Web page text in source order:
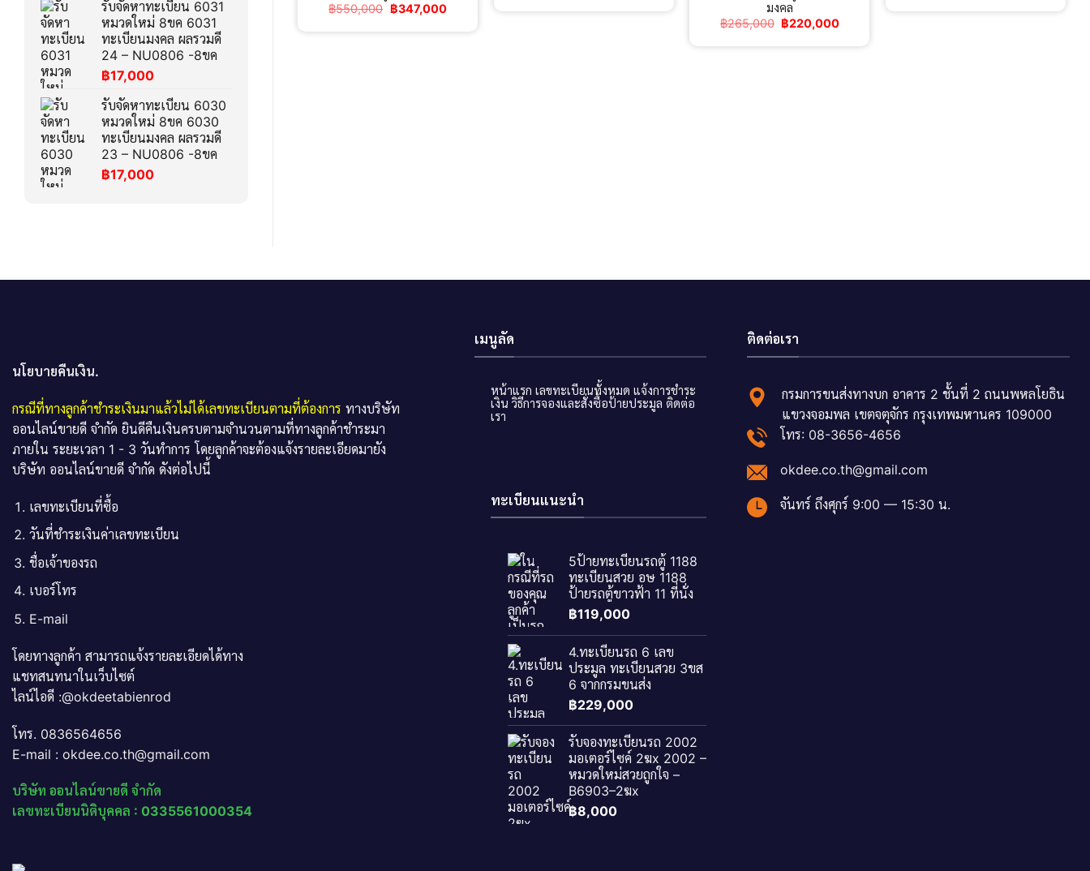
รับจัดหาทะเบียน 6031
หมวดใหม่ 8ขค 6031
ทะเบียนมงคล ผลรวมดี
24 – NU0806 -8ขค
฿17,000
รับจัดหาทะเบียน 6030
หมวดใหม่ 8ขค 6030
ทะเบียนมงคล ผลรวมดี
23 – NU0806 -8ขค
฿17,000
฿550,000 Original
price
฿347,000Current
มงคล
฿265,000 Original
price
฿220,000Current
นโยบายคืนเงิน.
กรณีที่ทางลูกค้าชำระเงินมาแล้วไม่ได้เลขทะเบียนตามที่ต้องการ ทางบริษัท
ออนไลน์ขายดี จำกัด ยินดีคืนเงินครบตามจำนวนตามที่ทางลูกค้าชำระมา
ภายใน ระยะเวลา 1 - 3 วันทำการ โดยลูกค้าจะต้องแจ้งรายละเอียดมายัง
บริษัท ออนไลน์ขายดี จำกัด ดังต่อไปนี้
เลขทะเบียนที่ซื้อ
วันที่ชำระเงินค่าเลขทะเบียน
ชื่อเจ้าของรถ
เบอร์โทร
E-mail
โดยทางลูกค้า สามารถแจ้งรายละเอียดได้ทาง
แชทสนทนาในเว็บไซต์
ไลน์ไอดี :@okdeetabienrod
โทร. 0836564656
E-mail : okdee.co.th@gmail.com
บริษัท ออนไลน์ขายดี จำกัด
เลขทะเบียนนิติบุคคล : 0335561000354
เมนูลัด
หน้าแรก เลขทะเบียนทั้งหมด แจ้งการชำระ
เงิน วิธีการจองและสั่งซื้อป้ายประมูล ติดต่อ
เรา
ทะเบียนแนะนำ
5ป้ายทะเบียนรถตู้ 1188
ทะเบียนสวย อษ 1188
ป้ายรถตู้ขาวฟ้า 11 ที่นั่ง
฿119,000
4.ทะเบียนรถ 6 เลข
ประมูล ทะเบียนสวย 3ขส
6 จากกรมขนส่ง
฿229,000
รับจองทะเบียนรถ 2002
มอเตอร์ไซค์ 2ฆx 2002 –
หมวดใหม่สวยถูกใจ –
B6903–2ฆx
฿8,000
ติดต่อเรา
กรมการขนส่งทางบก อาคาร 2 ชั้นที่ 2 ถนนพหลโยธิน
แขวงจอมพล เขตจตุจักร กรุงเทพมหานคร 109000
โทร: 08-3656-4656
okdee.co.th@gmail.com
จันทร์ ถึงศุกร์ 9:00 — 15:30 น.